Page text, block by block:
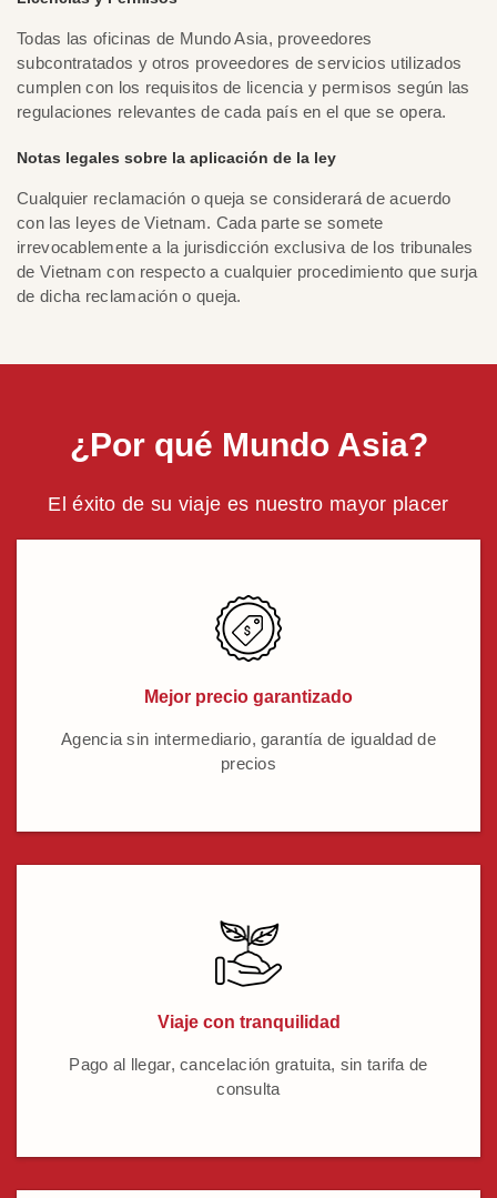
Todas las oficinas de Mundo Asia, proveedores
subcontratados y otros proveedores de servicios utilizados
cumplen con los requisitos de licencia y permisos según las
regulaciones relevantes de cada país en el que se opera.
Notas legales sobre la aplicación de la ley
Cualquier reclamación o queja se considerará de acuerdo
con las leyes de Vietnam. Cada parte se somete
irrevocablemente a la jurisdicción exclusiva de los tribunales
de Vietnam con respecto a cualquier procedimiento que surja
de dicha reclamación o queja.
¿Por qué Mundo Asia?
El éxito de su viaje es nuestro mayor placer
Mejor precio garantizado
Agencia sin intermediario, garantía de igualdad de
precios
Viaje con tranquilidad
Pago al llegar, cancelación gratuita, sin tarifa de
consulta